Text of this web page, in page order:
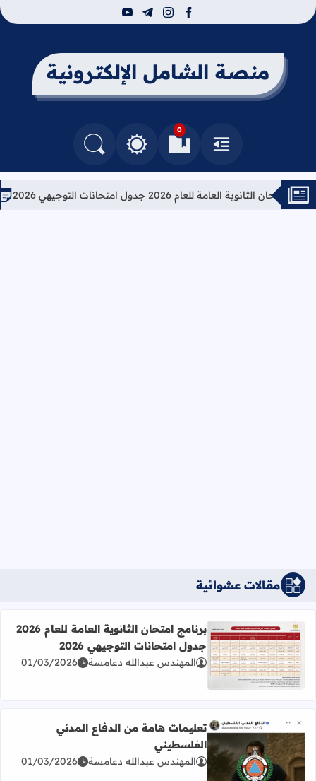
facebook
instagram
telegram
youtube
منصة الشامل الإلكترونية
القائمة
0
العلامات المرجعيةالتغيير بين الوضع النهاري والداكن
البحث في المدونة
العامة للعام 2026 جدول امتحانات التوجيهي 2026
مقالات عشوائية
اقرأ المزيد عن برنامج امتحان الثانوية العامة للعام 2026 جدول امتحانات التوجيهي 2026
برنامج امتحان الثانوية العامة للعام 2026
جدول امتحانات التوجيهي 2026
المهندس عبدالله دعامسة 01/03/2026
تعليمات هامة من الدفاع المدني
الفلسطيني
المهندس عبدالله دعامسة 01/03/2026